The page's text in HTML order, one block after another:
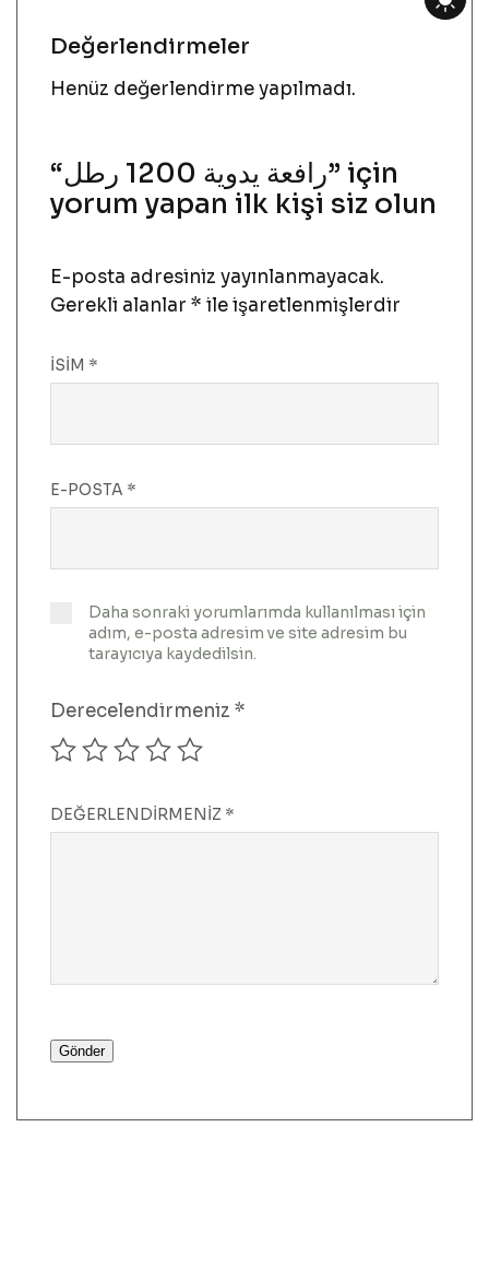
Değerlendirmeler
Henüz değerlendirme yapılmadı.
“رافعة يدوية 1200 رطل” için
yorum yapan ilk kişi siz olun
E-posta adresiniz yayınlanmayacak.
Gerekli alanlar * ile işaretlenmişlerdir
İSIM *
E-POSTA *
Daha sonraki yorumlarımda kullanılması için
adım, e-posta adresim ve site adresim bu
tarayıcıya kaydedilsin.
Derecelendirmeniz *
DEĞERLENDIRMENIZ *
Gönder